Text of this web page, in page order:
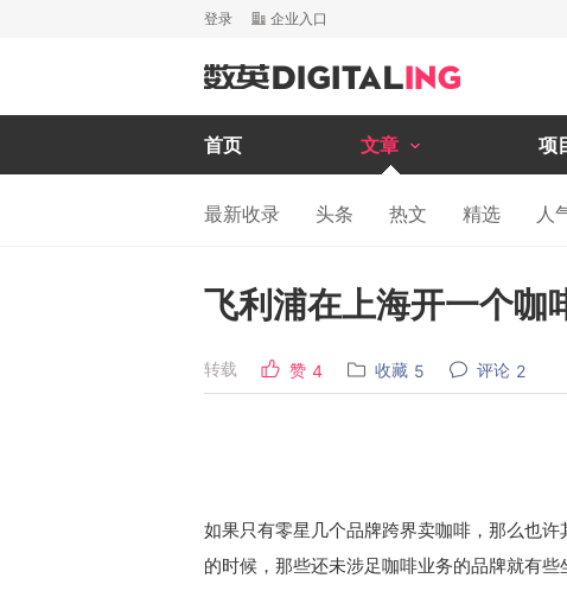
登录 企业入口
首页 文章 项
最新收录 头条 热文 精选 人
飞利浦在上海开一个咖
转载 赞 4 收藏 5 评论 2
如果只有零星几个品牌跨界卖咖啡，那么也
的时候，那些还未涉足咖啡业务的品牌就有些